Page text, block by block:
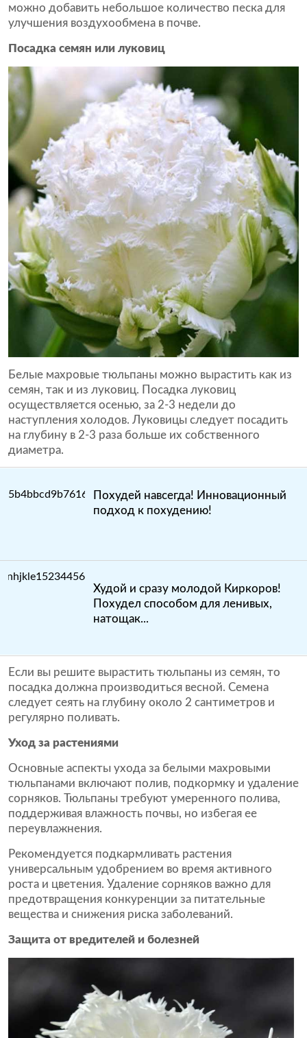
можно добавить небольшое количество песка для
улучшения воздухообмена в почве.
Посадка семян или луковиц
Белые махровые тюльпаны можно вырастить как из
семян, так и из луковиц. Посадка луковиц
осуществляется осенью, за 2-3 недели до
наступления холодов. Луковицы следует посадить
на глубину в 2-3 раза больше их собственного
диаметра.
Похудей навсегда! Инновационный
подход к похудению!
Худой и сразу молодой Киркоров!
Похудел способом для ленивых,
натощак...
Если вы решите вырастить тюльпаны из семян, то
посадка должна производиться весной. Семена
следует сеять на глубину около 2 сантиметров и
регулярно поливать.
Уход за растениями
Основные аспекты ухода за белыми махровыми
тюльпанами включают полив, подкормку и удаление
сорняков. Тюльпаны требуют умеренного полива,
поддерживая влажность почвы, но избегая ее
переувлажнения.
Рекомендуется подкармливать растения
универсальным удобрением во время активного
роста и цветения. Удаление сорняков важно для
предотвращения конкуренции за питательные
вещества и снижения риска заболеваний.
Защита от вредителей и болезней